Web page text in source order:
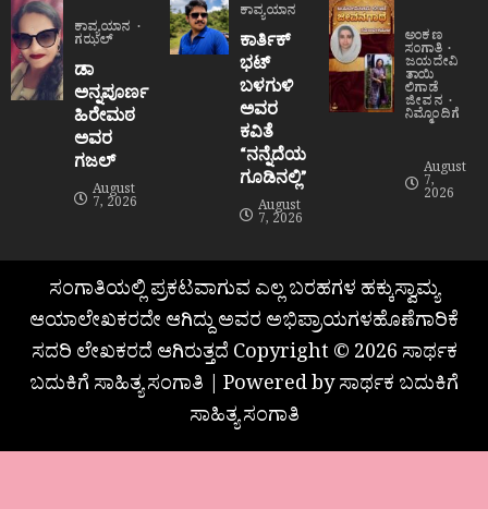
ಕಾವ್ಯಯಾನ
ಗಝಲ್
ಡಾ
ಅನ್ನಪೂರ್ಣ
ಹಿರೇಮಠ
ಅವರ
ಗಜಲ್
August
7, 2026
ಕಾವ್ಯಯಾನ
ಕಾರ್ತಿಕ್
ಭಟ್
ಬಳಗುಳಿ
ಅವರ
ಕವಿತೆ
“ನನ್ನೆದೆಯ
ಗೂಡಿನಲ್ಲಿ”
August
7, 2026
ಅಂಕಣ
ಸಂಗಾತಿ
ಜಯದೇವಿ
ತಾಯಿ
ಲಿಗಾಡೆ
ಜೀವನ
ನಿಮ್ಮೊಂದಿಗೆ
August
7,
2026
ಸಂಗಾತಿಯಲ್ಲಿ ಪ್ರಕಟವಾಗುವ ಎಲ್ಲ ಬರಹಗಳ ಹಕ್ಕುಸ್ವಾಮ್ಯ
ಆಯಾಲೇಖಕರದೇ ಆಗಿದ್ದು ಅವರ ಅಭಿಪ್ರಾಯಗಳಹೊಣೆಗಾರಿಕೆ
ಸದರಿ ಲೇಖಕರದೆ ಆಗಿರುತ್ತದೆ Copyright © 2026 ಸಾರ್ಥಕ
ಬದುಕಿಗೆ ಸಾಹಿತ್ಯ ಸಂಗಾತಿ | Powered by ಸಾರ್ಥಕ ಬದುಕಿಗೆ
ಸಾಹಿತ್ಯ ಸಂಗಾತಿ